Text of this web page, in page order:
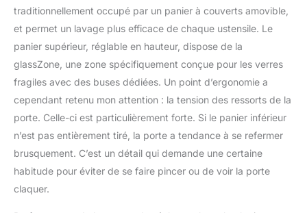
supplémentaire
brilliantShine rend vos
verres encore plus
brillants. Home Connect :
vaisselle
confortablement en
déplacement et gardez-
le en vue avec la
surveillance à distance –
l'application Home
Connect offre ces
traditionnellement occupé par un panier à couverts amovible,
et permet un lavage plus efficace de chaque ustensile. Le
panier supérieur, réglable en hauteur, dispose de la
glassZone, une zone spécifiquement conçue pour les verres
fragiles avec des buses dédiées. Un point d’ergonomie a
cependant retenu mon attention : la tension des ressorts de la
porte. Celle-ci est particulièrement forte. Si le panier inférieur
n’est pas entièrement tiré, la porte a tendance à se refermer
brusquement. C’est un détail qui demande une certaine
habitude pour éviter de se faire pincer ou de voir la porte
claquer.